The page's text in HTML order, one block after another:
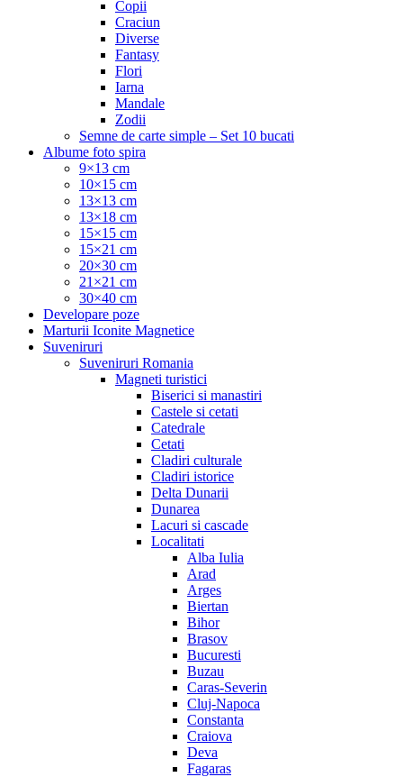
Copii
Craciun
Diverse
Fantasy
Flori
Iarna
Mandale
Zodii
Semne de carte simple – Set 10 bucati
Albume foto spira
9×13 cm
10×15 cm
13×13 cm
13×18 cm
15×15 cm
15×21 cm
20×30 cm
21×21 cm
30×40 cm
Developare poze
Marturii Iconite Magnetice
Suveniruri
Suveniruri Romania
Magneti turistici
Biserici si manastiri
Castele si cetati
Catedrale
Cetati
Cladiri culturale
Cladiri istorice
Delta Dunarii
Dunarea
Lacuri si cascade
Localitati
Alba Iulia
Arad
Arges
Biertan
Bihor
Brasov
Bucuresti
Buzau
Caras-Severin
Cluj-Napoca
Constanta
Craiova
Deva
Fagaras